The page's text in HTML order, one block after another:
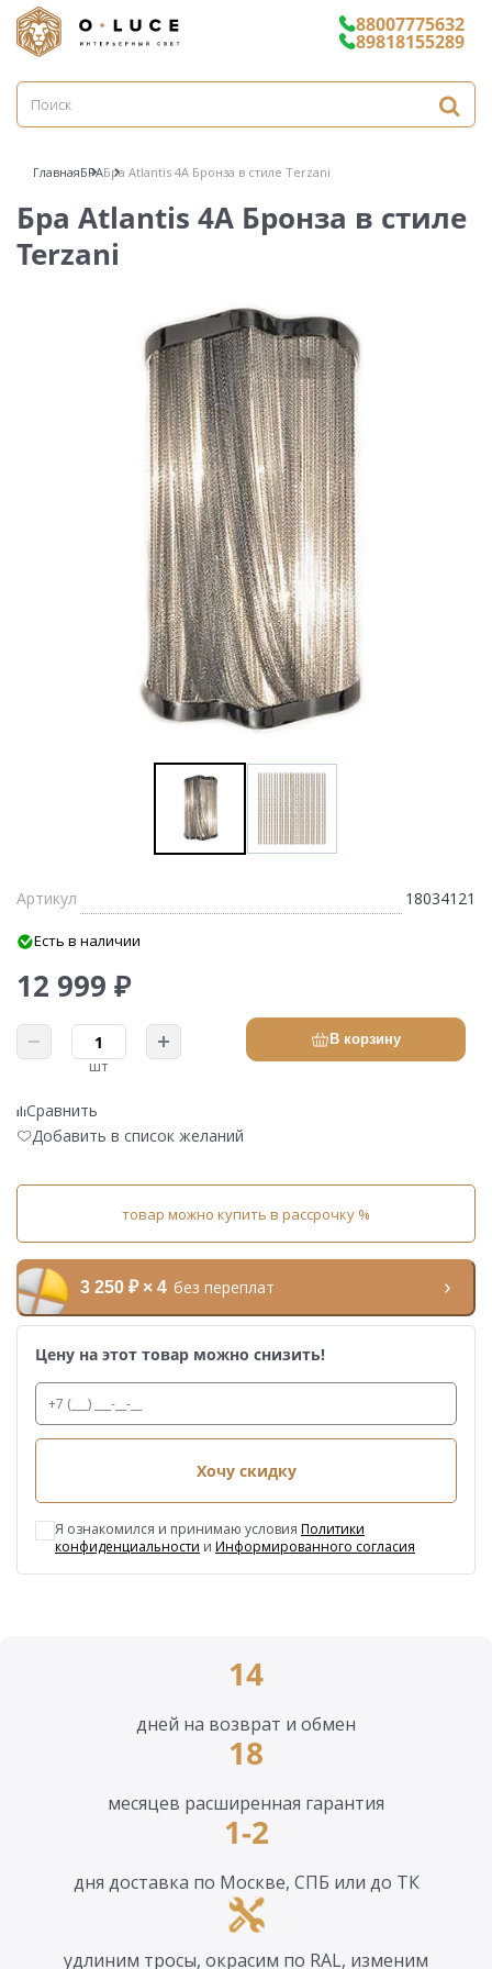
88007775632
89818155289
ГлавнаяБРАБра Atlantis 4A Бронза в стиле Terzani
Бра Atlantis 4A Бронза в стиле
Terzani
Артикул 18034121
Есть в наличии
12 999 ₽
шт
В корзину
Сравнить
Добавить в список желаний
товар можно купить в рассрочку %
3 250 ₽ × 4 без переплат
Цену на этот товар можно снизить!
Хочу скидку
Я ознакомился и принимаю условия Политики
конфиденциальности и Информированного согласия
14
дней на возврат и обмен
18
месяцев расширенная гарантия
1-2
дня доставка по Москве, СПБ или до ТК
удлиним тросы, окрасим по RAL, изменим